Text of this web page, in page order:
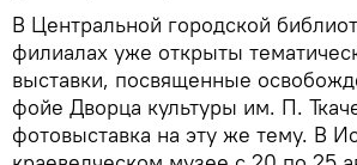
В Центральной городской
филиалах уже открыты
выставки, посвященные
фойе Дворца культуры им. П.
фотовыставка на эту же тему. В